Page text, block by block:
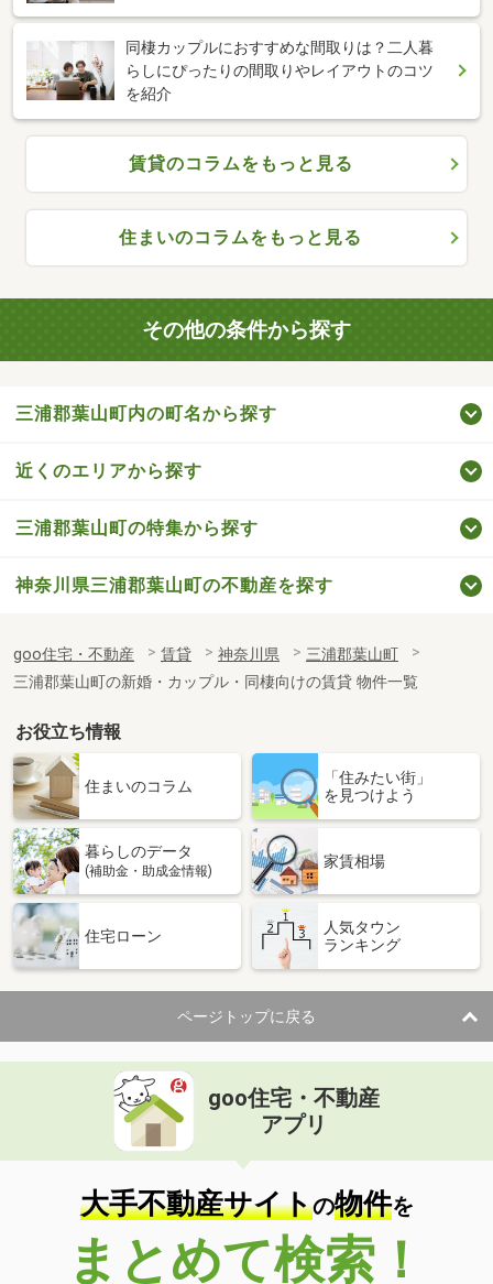
同棲カップルにおすすめな間取りは？二人暮
らしにぴったりの間取りやレイアウトのコツ
を紹介
賃貸のコラムをもっと見る
住まいのコラムをもっと見る
その他の条件から探す
三浦郡葉山町内の町名から探す
近くのエリアから探す
三浦郡葉山町の特集から探す
神奈川県三浦郡葉山町の不動産を探す
goo住宅・不動産 賃貸 神奈川県
三浦郡葉山町
三浦郡葉山町の新婚・カップル・同棲向けの賃貸 物件一覧
お役立ち情報
住まいのコラム
「住みたい街」
を見つけよう
暮らしのデータ
(補助金・助成金情報)
家賃相場
住宅ローン
人気タウン
ランキング
ページトップに戻る
goo住宅・不動産
アプリ
大手不動産サイトの物件を
まとめて検索！